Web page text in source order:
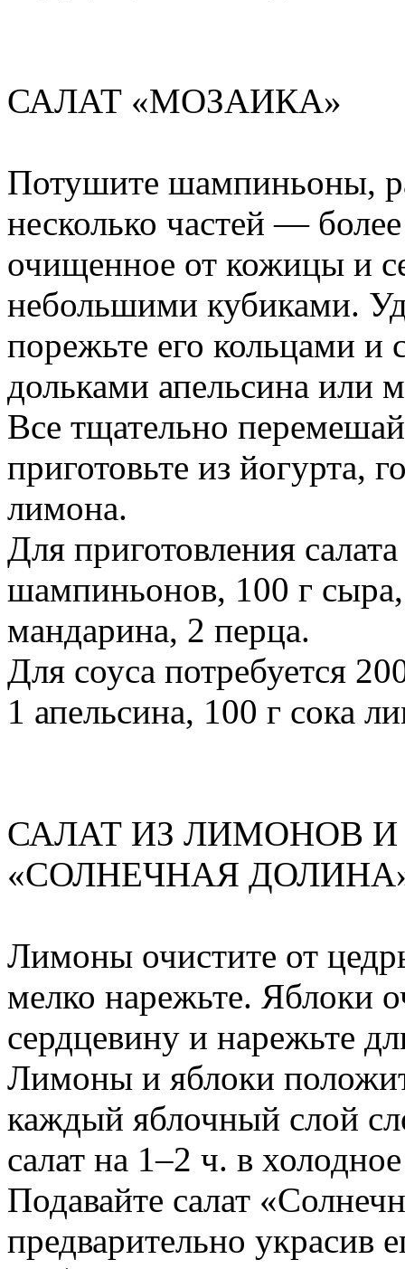
САЛАТ «МОЗАИКА»
Потушите шампиньоны,
несколько частей —
очищенное от кожицы и
небольшими кубиками.
порежьте его кольцами
дольками апельсина или
Все тщательно
приготовьте из йогурта,
лимона.
Для приготовления
шампиньонов, 100 г
мандарина, 2 перца.
Для соуса потребуется
1 апельсина, 100 г сока
САЛАТ ИЗ ЛИМОНОВ
«СОЛНЕЧНАЯ
Лимоны очистите от
мелко нарежьте. Яблоки
сердцевину и нарежьте
Лимоны и яблоки
каждый яблочный слой
салат на 1–2 ч. в
Подавайте салат
предварительно украсив